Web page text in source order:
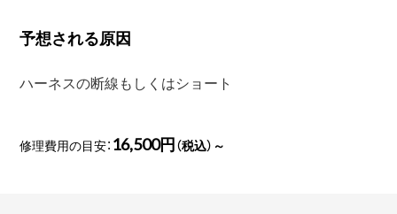
予想される原因
ハーネスの断線もしくはショート
修理費用の目安： 16,500円（税込）～